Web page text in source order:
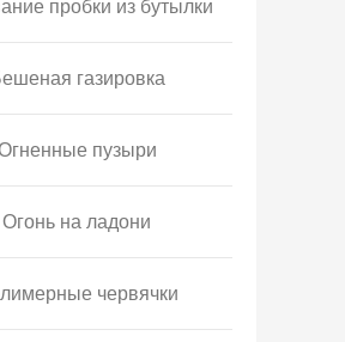
пробки из бутылки
газировка
пузыри
Огонь на ладони
червячки